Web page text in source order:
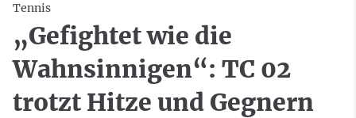
Tennis
„Gefightet wie die
Wahnsinnigen“: TC 02
trotzt Hitze und Gegnern